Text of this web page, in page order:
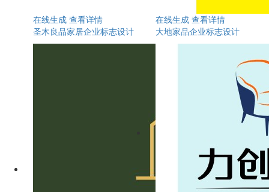
在线生成 查看详情
圣木良品家居企业标志设计
在线生成 查看详情
大地家品企业标志设计